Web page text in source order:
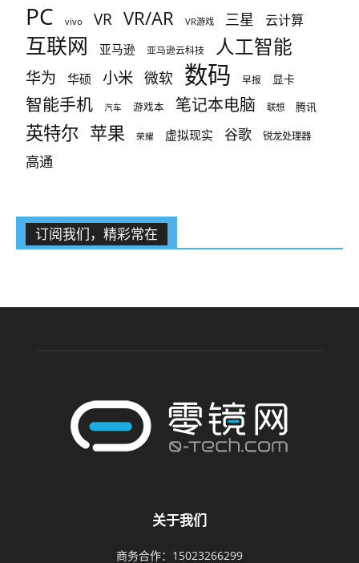
PC vivo VR VR/AR VR游戏 三星 云计算
互联网 亚马逊 亚马逊云科技 人工智能
华为 华硕 小米 微软 数码 早报 显卡
智能手机 汽车 游戏本 笔记本电脑 联想 腾讯
英特尔 苹果 荣耀 虚拟现实 谷歌 锐龙处理器
高通
订阅我们，精彩常在
关于我们
商务合作：15023266299